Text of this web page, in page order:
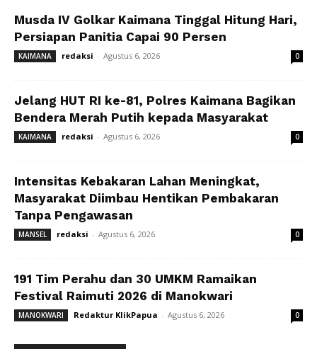
Musda IV Golkar Kaimana Tinggal Hitung Hari,
Persiapan Panitia Capai 90 Persen
KAIMANA redaksi - Agustus 6, 2026 0
Jelang HUT RI ke-81, Polres Kaimana Bagikan
Bendera Merah Putih kepada Masyarakat
KAIMANA redaksi - Agustus 6, 2026 0
Intensitas Kebakaran Lahan Meningkat,
Masyarakat Diimbau Hentikan Pembakaran
Tanpa Pengawasan
MANSEL redaksi - Agustus 6, 2026 0
191 Tim Perahu dan 30 UMKM Ramaikan
Festival Raimuti 2026 di Manokwari
MANOKWARI Redaktur KlikPapua - Agustus 6, 2026 0